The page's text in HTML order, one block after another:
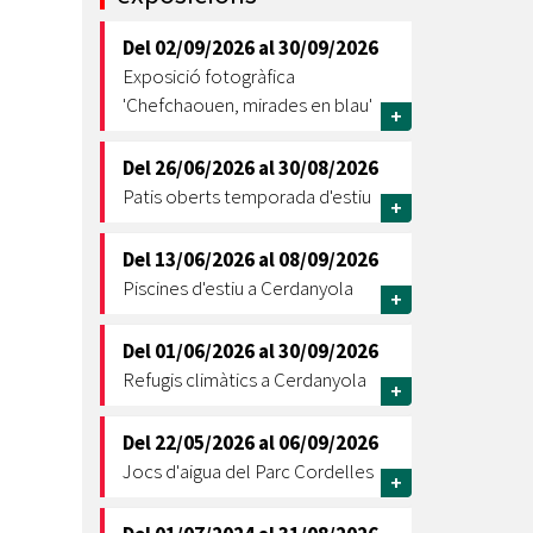
Ètica i Integritat
Retiment de Comptes
Accés a Informació Pública
Dades Obertes
Catàleg de Serveis i Tràmits
Equipaments
Mercats Municipals
Webs Municipals
Del02/09/2026al30/09/2026
Exposició fotogràfica
'Chefchaouen, mirades en blau'
+
Del26/06/2026al30/08/2026
Patis oberts temporada d'estiu
+
Del13/06/2026al08/09/2026
Piscines d'estiu a Cerdanyola
+
Del01/06/2026al30/09/2026
Refugis climàtics a Cerdanyola
+
Del22/05/2026al06/09/2026
Jocs d'aigua del Parc Cordelles
+